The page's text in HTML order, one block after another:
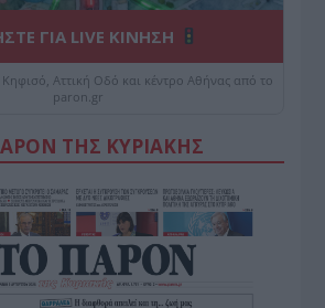
ΓΙΑ LIVE ΚΙΝΗΣΗ
Αττική Οδό και κέντρο Αθήνας από το
paron.gr
ΤΗΣ ΚΥΡΙΑΚΗΣ